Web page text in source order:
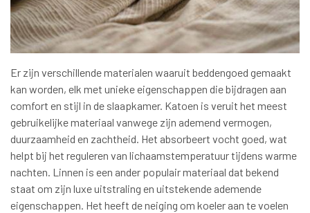
Er zijn verschillende materialen waaruit beddengoed gemaakt
kan worden, elk met unieke eigenschappen die bijdragen aan
comfort en stijl in de slaapkamer. Katoen is veruit het meest
gebruikelijke materiaal vanwege zijn ademend vermogen,
duurzaamheid en zachtheid. Het absorbeert vocht goed, wat
helpt bij het reguleren van lichaamstemperatuur tijdens warme
nachten. Linnen is een ander populair materiaal dat bekend
staat om zijn luxe uitstraling en uitstekende ademende
eigenschappen. Het heeft de neiging om koeler aan te voelen